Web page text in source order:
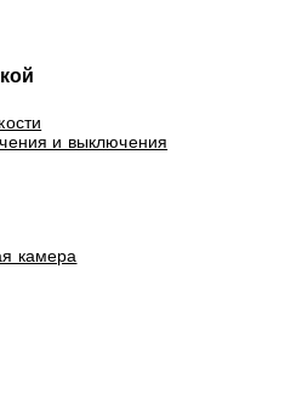
и выключения
камера